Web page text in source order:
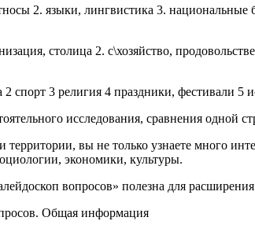
2. языки, лингвистика 3. национальные
столица 2. с\хозяйство,
спорт 3 религия 4 праздники, фестивали 5
исследования, сравнения одной
вы не только узнаете много
экономики, культуры.
вопросов» полезна для
Общая информация